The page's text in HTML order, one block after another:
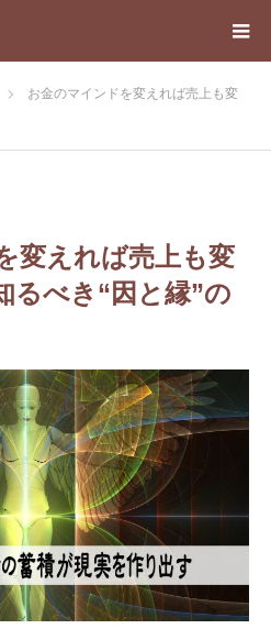
お金のマインドを変えれば売上も変
変えれば売上も変
るべき“因と縁”の